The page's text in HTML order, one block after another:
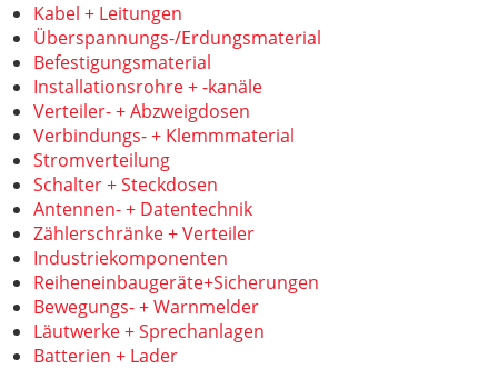
Kabel + Leitungen
Überspannungs-/Erdungsmaterial
Befestigungsmaterial
Installationsrohre + -kanäle
Verteiler- + Abzweigdosen
Verbindungs- + Klemmmaterial
Stromverteilung
Schalter + Steckdosen
Antennen- + Datentechnik
Zählerschränke + Verteiler
Industriekomponenten
Reiheneinbaugeräte+Sicherungen
Bewegungs- + Warnmelder
Läutwerke + Sprechanlagen
Batterien + Lader